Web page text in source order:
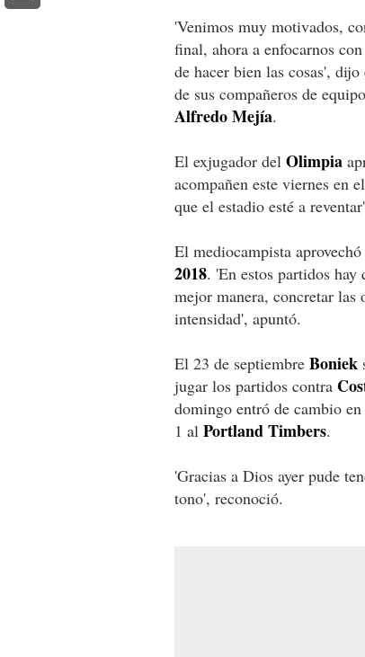
'Venimos muy motivados,
final, ahora a enfocarnos
de hacer bien las cosas',
de sus compañeros de equipo
Alfredo Mejía.
El exjugador del Olimpia
acompañen este viernes en
que el estadio esté a
El mediocampista
2018. 'En estos partidos
mejor manera, concretar las
intensidad', apuntó.
El 23 de septiembre Boniek
jugar los partidos contra
domingo entró de cambio
1 al Portland Timbers.
'Gracias a Dios ayer pude
tono', reconoció.